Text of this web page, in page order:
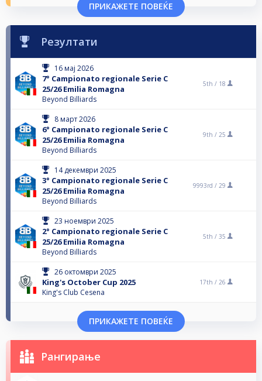
ПРИКАЖЕТЕ ПОВЕЌЕ
Резултати
16 мај 2026
7° Campionato regionale Serie C
25/26 Emilia Romagna
Beyond Billiards
5th / 18
8 март 2026
6° Campionato regionale Serie C
25/26 Emilia Romagna
Beyond Billiards
9th / 25
14 декември 2025
3° Campionato regionale Serie C
25/26 Emilia Romagna
Beyond Billiards
9993rd / 29
23 ноември 2025
2° Campionato regionale Serie C
25/26 Emilia Romagna
Beyond Billiards
5th / 35
26 октомври 2025
King's October Cup 2025
King's Club Cesena
17th / 26
ПРИКАЖЕТЕ ПОВЕЌЕ
Рангирање